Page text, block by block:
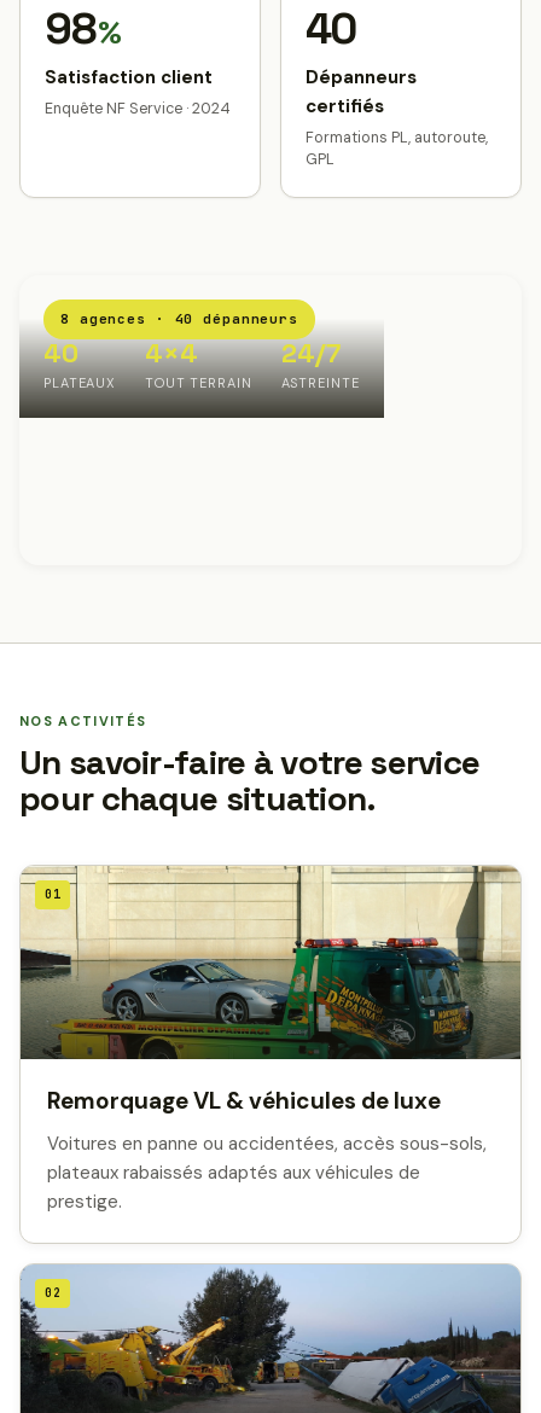
98%
Satisfaction client
Enquête NF Service · 2024
40
Dépanneurs
certifiés
Formations PL, autoroute,
GPL
8 agences · 40 dépanneurs
40
PLATEAUX
4×4
TOUT TERRAIN
24/7
ASTREINTE
NOS ACTIVITÉS
Un savoir-faire à votre service
pour chaque situation.
01
Remorquage VL & véhicules de luxe
Voitures en panne ou accidentées, accès sous-sols,
plateaux rabaissés adaptés aux véhicules de
prestige.
02